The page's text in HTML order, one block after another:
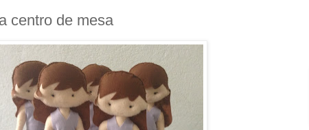
centro de mesa